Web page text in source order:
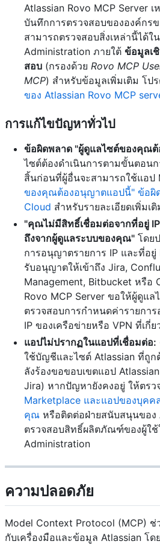
Atlassian Rovo MCP Server
บันทึกการตรวจสอบขององค์กร
สามารถตรวจสอบสิ่งเหล่านี้ได้ใ
Administration ภายใต้ ข้อมูลเ
สอบ (กรองด้วย Rovo MCP
MCP) สำหรับข้อมูลเพิ่มเติม โป
ของ Atlassian Rovo MCP
การแก้ไขปัญหาทั่วไป
ข้อผิดพลาด "ผู้ดูแลไซต์ของคุณ
ไซต์ต้องดำเนินการตามขั้นตอนก
สิ้นก่อนที่ผู้อื่นจะสามารถใช้แอป
ของคุณต้องอนุญาตแอปนี้" ข้อผิ
Cloud สำหรับรายละเอียดเพิ่มเติ
"คุณไม่มีสิทธิ์เชื่อมต่อจากที่อยู่
ถึงจากผู้ดูแลระบบของคุณ" โดย
การอนุญาตรายการ IP และที่อยู่
รับอนุญาตให้เข้าถึง Jira,
Management, Bitbucket หรือ
Rovo MCP Server ขอให้ผู้ดูแ
ตรวจสอบการกำหนดค่ารายกา
IP ของเครือข่ายหรือ VPN ที่เกี่
แอปไม่ปรากฏในแอปที่เชื่อมต่อ:
ใช้บัญชีและไซต์ Atlassian ที่ถูก
ลังร้องขอขอบเขตแอป
Jira) หากปัญหายังคงอยู่ ให้ตรว
Marketplace และแอปของบุคค
คุณ หรือติดต่อฝ่ายสนับสนุนของ
ตรวจสอบสิทธิ์ผลิตภัณฑ์ของผู้ใช้
Administration
ความปลอดภัย
Model Context Protocol (MCP) ช่
กับเครื่องมือและข้อมูล Atlassian